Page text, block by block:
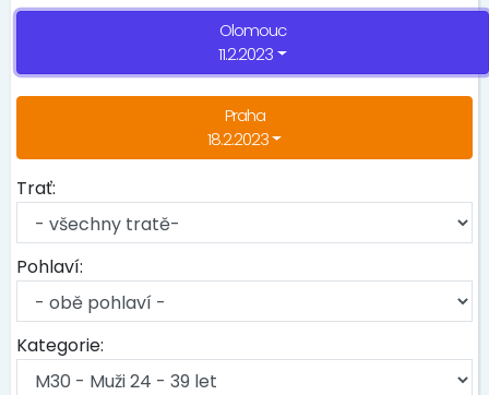
Olomouc
11.2.2023
Praha
18.2.2023
Trať:
Pohlaví:
Kategorie: